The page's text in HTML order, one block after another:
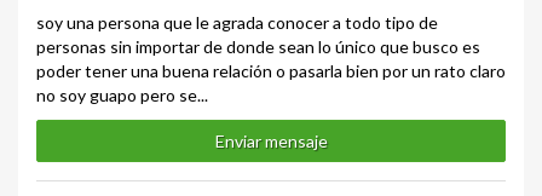
soy una persona que le agrada conocer a todo tipo de
personas sin importar de donde sean lo único que busco es
poder tener una buena relación o pasarla bien por un rato claro
no soy guapo pero se...
Enviar mensaje